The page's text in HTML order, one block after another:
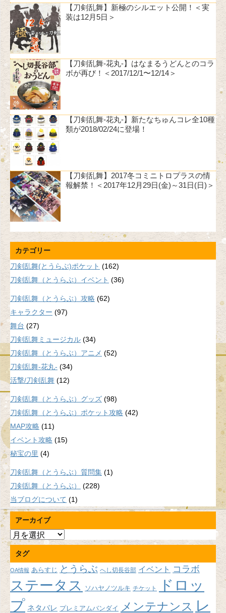
【刀剣乱舞】新極のシルエット公開！＜実
装は12月5日＞
【刀剣乱舞-花丸-】はなまるうどんとのコラ
ボが再び！＜2017/12/1〜12/14＞
【刀剣乱舞-花丸-】新たなちゅんコレ全10種
類が2018/02/24に登場！
【刀剣乱舞】2017冬コミニトロプラスの情
報解禁！＜2017年12月29日(金)～31日(日)＞
カテゴリー
刀剣乱舞(とうらぶ)ポケット (162)
刀剣乱舞（とうらぶ）イベント (36)
刀剣乱舞（とうらぶ）攻略 (62)
キャラクター (97)
舞台 (27)
刀剣乱舞ミュージカル (34)
刀剣乱舞（とうらぶ）アニメ (52)
刀剣乱舞-花丸- (34)
活撃/刀剣乱舞 (12)
刀剣乱舞（とうらぶ）グッズ (98)
刀剣乱舞（とうらぶ）ポケット攻略 (42)
MAP攻略 (11)
イベント攻略 (15)
秘宝の里 (4)
刀剣乱舞（とうらぶ）質問集 (1)
刀剣乱舞（とうらぶ）
(228)
当ブログについて (1)
アーカイブ
ア
ー
カ
イ
ブ
タグ
OA情報 あらすじ とうらぶ へし切長谷部 イベント コラボ
ステータス ソハヤノツルキ チケット
ドロッ
プ ネタバレ プレミアムバンダイ メンテナンス レ